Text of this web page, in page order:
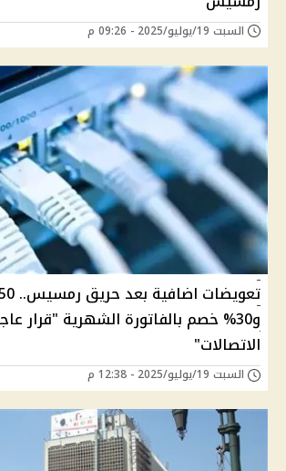
السبت 19/يوليو/2025 - 09:26 م
و30% خصم بالفاتورة الشهرية "قرار
الاتصالات"
السبت 19/يوليو/2025 - 12:38 م